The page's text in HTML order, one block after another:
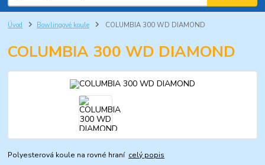
Úvod Bowlingové koule COLUMBIA 300 WD DIAMOND
COLUMBIA 300 WD DIAMOND
Polyesterová koule na rovné hraní celý popis